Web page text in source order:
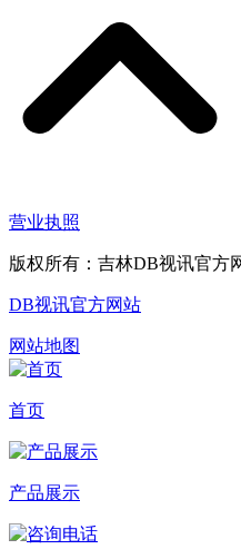
营业执照
版权所有：吉林DB视讯官方
DB视讯官方网站
网站地图
首页
产品展示